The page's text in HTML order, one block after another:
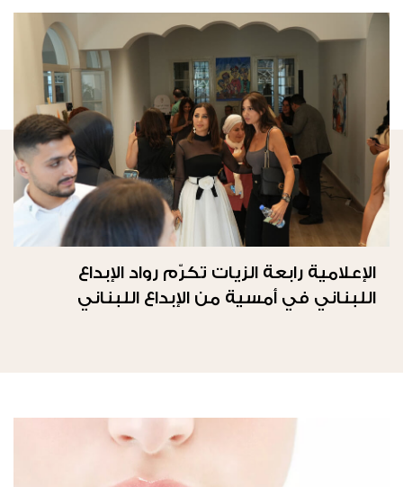
الإعلامية رابعة الزيات تكرّم رواد الإبداع
اللبناني في أمسية من الإبداع اللبناني